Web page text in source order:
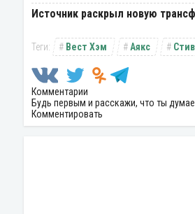
Источник раскрыл новую
Вест Хэм Аякс
Комментарии
Будь первым и расскажи, что ты
Комментировать